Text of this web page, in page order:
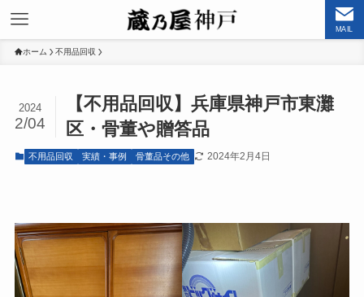
MAIL
ホーム 不用品回収
【不用品回収】兵庫県神戸市東灘
区・骨董や贈答品
2024
2/04
不用品回収 実績・事例 骨董品その他 2024年2月4日